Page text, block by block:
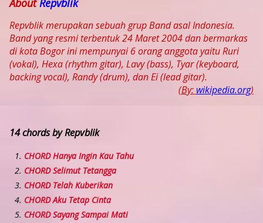
AboutRepvblik
Repvblik merupakan sebuah grup Band asal Indonesia.
Band yang resmi terbentuk 24 Maret 2004 dan bermarkas
di kota Bogor ini mempunyai 6 orang anggota yaitu Ruri
(vokal), Hexa (rhythm gitar), Lavy (bass), Tyar (keyboard,
backing vocal), Randy (drum), dan Ei (lead gitar).
(By: wikipedia.org)
14 chords by Repvblik
CHORD Hanya Ingin Kau Tahu
CHORD Selimut Tetangga
CHORD Telah Kuberikan
CHORD Aku Tetap Cinta
CHORD Sayang Sampai Mati